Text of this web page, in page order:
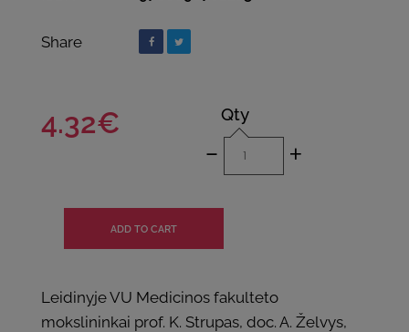
Share
4.32€ Qty
- +
Leidinyje VU Medicinos fakulteto
mokslininkai prof. K. Strupas, doc. A. Želvys,